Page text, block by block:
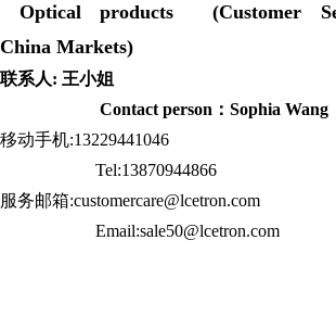
Optical products (Customer
China Markets)
联系人:
Contact person：Sophia Wang
移动手机
Tel:13870944866
服务邮箱
Email:sale50@lcetron.com